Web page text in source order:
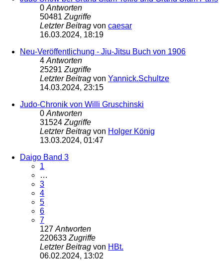
0Antworten
50481Zugriffe
Letzter Beitrag von caesar
16.03.2024, 18:19
Neu-Veröffentlichung - Jiu-Jitsu Buch von 1906
4Antworten
25291Zugriffe
Letzter Beitrag von Yannick.Schultze
14.03.2024, 23:15
Judo-Chronik von Willi Gruschinski
0Antworten
31524Zugriffe
Letzter Beitrag von Holger König
13.03.2024, 01:47
Daigo Band 3
1
…
3
4
5
6
7
127Antworten
220633Zugriffe
Letzter Beitrag von HBt.
06.02.2024, 13:02